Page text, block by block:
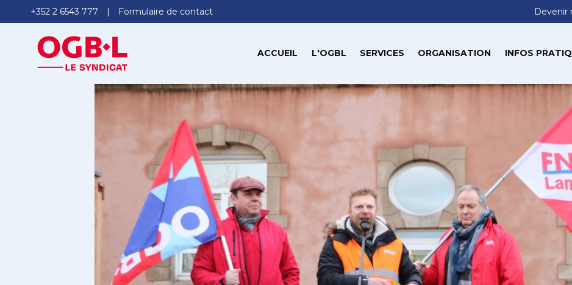
+352 2 6543 777 Formulaire de contact Devenir
ACCUEIL L'OGBL SERVICES ORGANISATION INFOS